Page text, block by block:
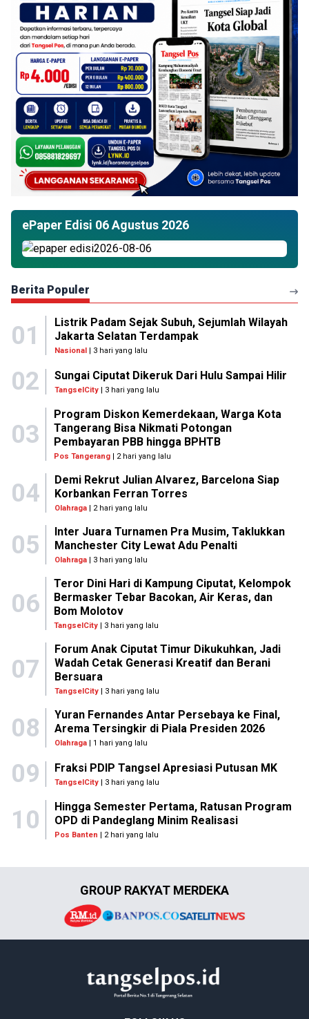
ePaper Edisi 06 Agustus 2026
Berita Populer
01
Listrik Padam Sejak Subuh, Sejumlah Wilayah
Jakarta Selatan Terdampak
Nasional| 3 hari yang lalu
02 Sungai Ciputat Dikeruk Dari Hulu Sampai Hilir
TangselCity | 3 hari yang lalu
03
Program Diskon Kemerdekaan, Warga Kota
Tangerang Bisa Nikmati Potongan
Pembayaran PBB hingga BPHTB
Pos Tangerang | 2 hari yang lalu
04
Demi Rekrut Julian Alvarez, Barcelona Siap
Korbankan Ferran Torres
Olahraga| 2 hari yang lalu
05
Inter Juara Turnamen Pra Musim, Taklukkan
Manchester City Lewat Adu Penalti
Olahraga| 3 hari yang lalu
06
Teror Dini Hari di Kampung Ciputat, Kelompok
Bermasker Tebar Bacokan, Air Keras, dan
Bom Molotov
TangselCity | 3 hari yang lalu
07
Forum Anak Ciputat Timur Dikukuhkan, Jadi
Wadah Cetak Generasi Kreatif dan Berani
Bersuara
TangselCity| 3 hari yang lalu
08
Yuran Fernandes Antar Persebaya ke Final,
Arema Tersingkir di Piala Presiden 2026
Olahraga| 1 hari yang lalu
09 Fraksi PDIP Tangsel Apresiasi Putusan MK
TangselCity | 3 hari yang lalu
10
Hingga Semester Pertama, Ratusan Program
OPD di Pandeglang Minim Realisasi
Pos Banten | 2 hari yang lalu
GROUP RAKYAT MERDEKA